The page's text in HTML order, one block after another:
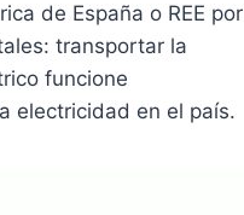
de España o REE por
transportar la
funcione
electricidad en el país.